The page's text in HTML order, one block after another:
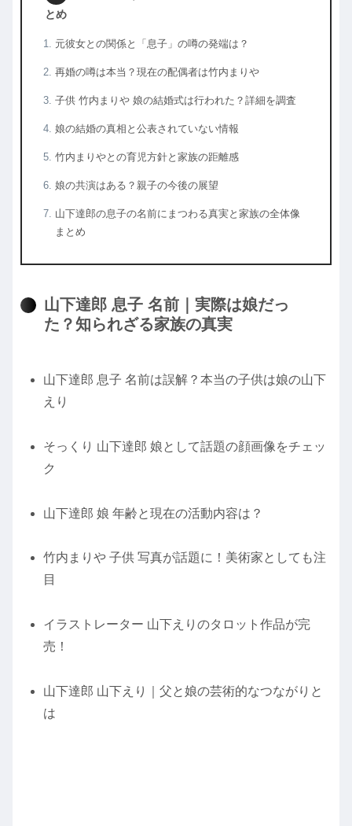
とめ
元彼女との関係と「息子」の噂の発端は？
再婚の噂は本当？現在の配偶者は竹内まりや
子供 竹内まりや 娘の結婚式は行われた？詳細を調査
娘の結婚の真相と公表されていない情報
竹内まりやとの育児方針と家族の距離感
娘の共演はある？親子の今後の展望
山下達郎の息子の名前にまつわる真実と家族の全体像
まとめ
山下達郎 息子 名前｜実際は娘だっ
た？知られざる家族の真実
山下達郎 息子 名前は誤解？本当の子供は娘の山下
えり
そっくり 山下達郎 娘として話題の顔画像をチェッ
ク
山下達郎 娘 年齢と現在の活動内容は？
竹内まりや 子供 写真が話題に！美術家としても注
目
イラストレーター 山下えりのタロット作品が完
売！
山下達郎 山下えり｜父と娘の芸術的なつながりと
は